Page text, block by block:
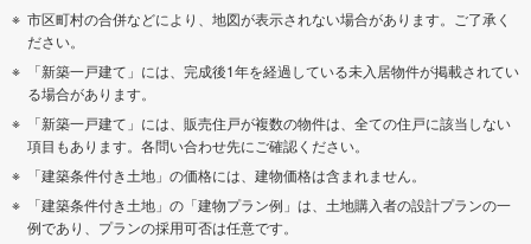
市区町村の合併などにより、地図が表示されない場合があります。ご了承く
ださい。
「新築一戸建て」には、完成後1年を経過している未入居物件が掲載されてい
る場合があります。
「新築一戸建て」には、販売住戸が複数の物件は、全ての住戸に該当しない
項目もあります。各問い合わせ先にご確認ください。
「建築条件付き土地」の価格には、建物価格は含まれません。
「建築条件付き土地」の「建物プラン例」は、土地購入者の設計プランの一
例であり、プランの採用可否は任意です。